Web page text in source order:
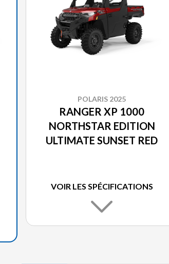
POLARIS 2025
RANGER XP 1000
NORTHSTAR EDITION
ULTIMATE SUNSET RED
VOIR LES SPÉCIFICATIONS